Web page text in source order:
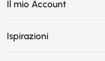
Il mio Account
Ispirazioni